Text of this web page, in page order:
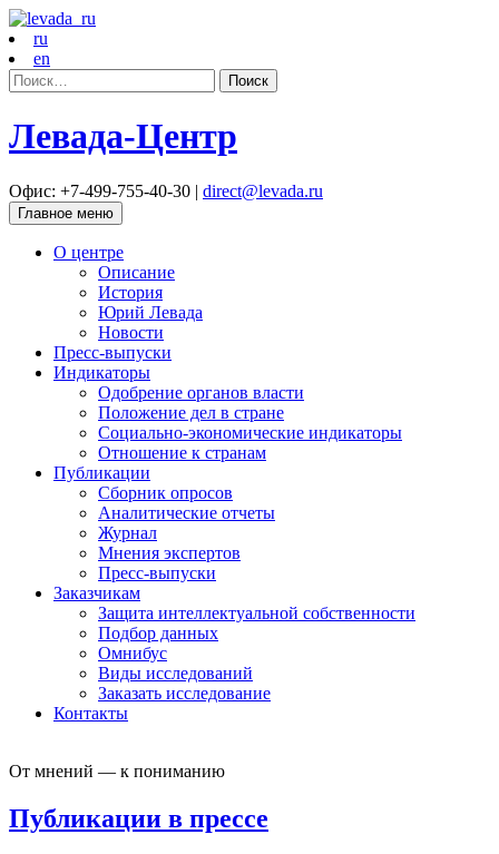
ru
en
Найти:
Левада-Центр
Офис: +7-499-755-40-30 | direct@levada.ru
Главное меню
О центре
Описание
История
Юрий Левада
Новости
Пресс-выпуски
Индикаторы
Одобрение органов власти
Положение дел в стране
Социально-экономические индикаторы
Отношение к странам
Публикации
Сборник опросов
Аналитические отчеты
Журнал
Мнения экспертов
Пресс-выпуски
Заказчикам
Защита интеллектуальной собственности
Подбор данных
Омнибус
Виды исследований
Заказать исследование
Контакты
От мнений — к пониманию
Публикации в прессе